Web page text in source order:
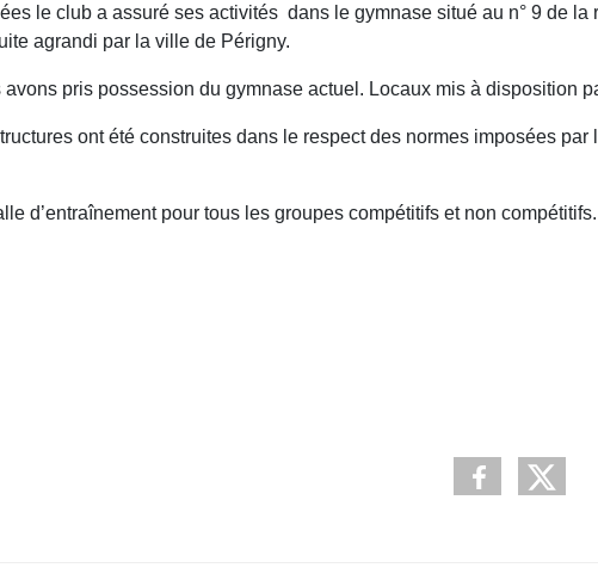
le club a assuré ses activités dans le gymnase situé au n° 9 de
agrandi par la ville de Périgny.
avons pris possession du gymnase actuel. Locaux mis à disposition
ont été construites dans le respect des normes imposées par
pour tous les groupes compétitifs et non compétitifs.